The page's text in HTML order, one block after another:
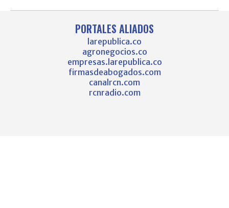
PORTALES ALIADOS
larepublica.co
agronegocios.co
empresas.larepublica.co
firmasdeabogados.com
canalrcn.com
rcnradio.com